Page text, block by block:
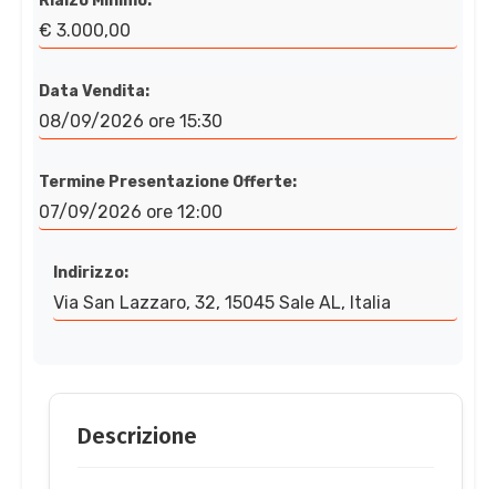
€ 3.000,00
Data Vendita:
08/09/2026 ore 15:30
Termine Presentazione Offerte:
07/09/2026 ore 12:00
Indirizzo:
Via San Lazzaro, 32, 15045 Sale AL, Italia
Descrizione